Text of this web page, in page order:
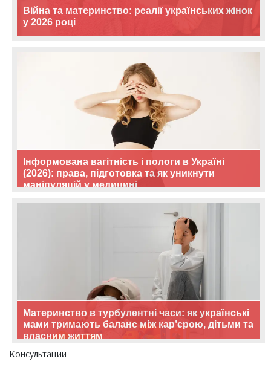
Війна та материнство: реалії українських жінок
у 2026 році
Інформована вагітність і пологи в Україні
(2026): права, підготовка та як уникнути
маніпуляцій у медицині
Материнство в турбулентні часи: як українські
мами тримають баланс між кар’єрою, дітьми та
власним життям
Консультации